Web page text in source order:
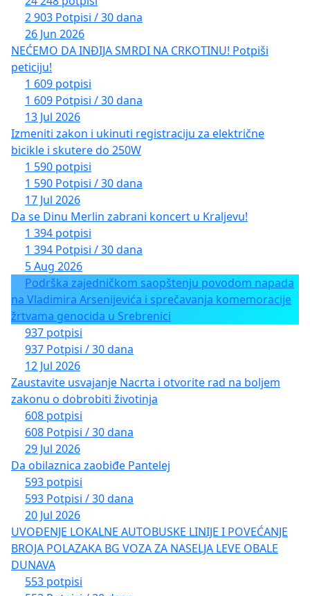
2 903 Potpisi / 30 dana
26 Jun 2026
NEĆEMO DA INĐIJA SMRDI NA CRKOTINU! Potpiši
peticiju!
1 609 potpisi
1 609 Potpisi / 30 dana
13 Jul 2026
Izmeniti zakon i ukinuti registraciju za električne
bicikle i skutere do 250W
1 590 potpisi
1 590 Potpisi / 30 dana
17 Jul 2026
Da se Dinu Merlin zabrani koncert u Kraljevu!
1 394 potpisi
1 394 Potpisi / 30 dana
5 Aug 2026
Podrška zajedničkom saopštenju povodom napada
na Vladimira Arsenijevića i sprečavanja komemoracije
žrtvama genocida u Srebrenici
937 potpisi
937 Potpisi / 30 dana
12 Jul 2026
Zaustavite usvajanje Nacrta i otvorite rad na boljem
zakonu o dobrobiti životinja
608 potpisi
608 Potpisi / 30 dana
29 Jul 2026
Da obilaznica zaobiđe Pantelej
593 potpisi
593 Potpisi / 30 dana
20 Jul 2026
UVOĐENJE LOKALNE AUTOBUSKE LINIJE I POVEĆANJE
BROJA POLAZAKA BG VOZA ZA NASELJA LEVE OBALE
DUNAVA
553 potpisi